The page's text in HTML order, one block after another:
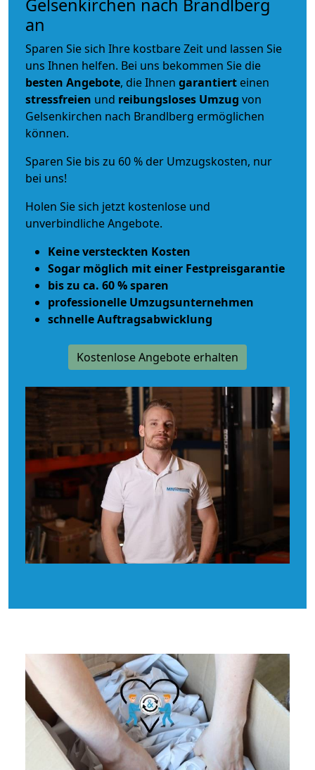
Gelsenkirchen nach Brandlberg
an
Sparen Sie sich Ihre kostbare Zeit und lassen Sie
uns Ihnen helfen. Bei uns bekommen Sie die
besten Angebote, die Ihnen garantiert einen
stressfreien und reibungsloses Umzug von
Gelsenkirchen nach Brandlberg ermöglichen
können.
Sparen Sie bis zu 60 % der Umzugskosten, nur
bei uns!
Holen Sie sich jetzt kostenlose und
unverbindliche Angebote.
Keine versteckten Kosten
Sogar möglich mit einer Festpreisgarantie
bis zu ca. 60 % sparen
professionelle Umzugsunternehmen
schnelle Auftragsabwicklung
Kostenlose Angebote erhalten